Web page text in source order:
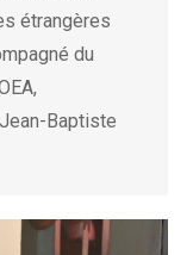
étrangères
du
Baptiste